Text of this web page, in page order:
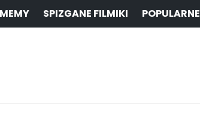
SPIZGANE FILMIKI POPULARNE